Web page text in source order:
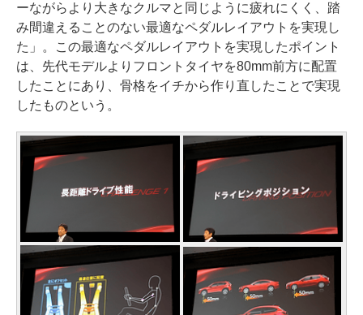
ーながらより大きなクルマと同じように疲れにくく、踏
み間違えることのない最適なペダルレイアウトを実現し
た」。この最適なペダルレイアウトを実現したポイント
は、先代モデルよりフロントタイヤを80mm前方に配置
したことにあり、骨格をイチから作り直したことで実現
したものという。